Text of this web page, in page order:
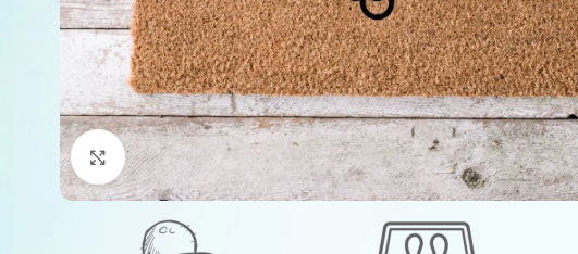
Clicca per ingrandire